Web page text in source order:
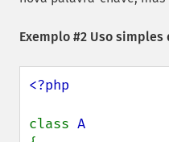
Exemplo #2 Uso simples
<?php
class